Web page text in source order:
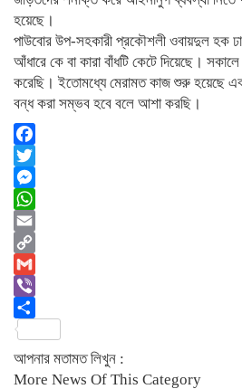
হয়েছে।
পাউবোর উপ-সহকারী প্রকৌশলী ওবায়দুল হক
আঁধারে কে বা কারা বাঁধটি কেটে দিয়েছে।
করেছি। ইতোমধ্যে মেরামত কাজ শুরু হয়েছে
বন্ধ করা সম্ভব হবে বলে আশা করছি।
Facebook
Twitter
Messenger
WhatsApp
Email
Copy
Link
Gmail
Viber
আপনার মতামত লিখুন :
More News Of This Category